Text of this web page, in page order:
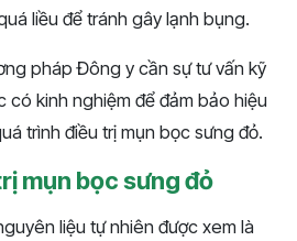
liều để tránh gây lạnh bụng.
pháp Đông y cần sự tư vấn kỹ
có kinh nghiệm để đảm bảo hiệu
trình điều trị mụn bọc sưng đỏ.
mụn bọc sưng đỏ
liệu tự nhiên được xem là